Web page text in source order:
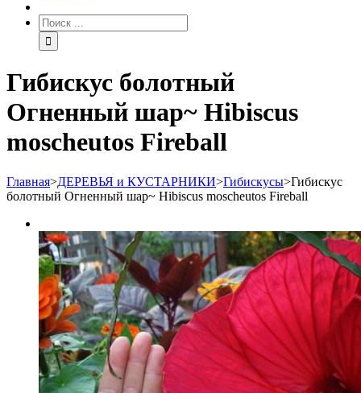
Гибискус болотный
Огненный шар~ Hibiscus
moscheutos Fireball
Главная>ДЕРЕВЬЯ и КУСТАРНИКИ>Гибискусы>Гибискус
болотный Огненный шар~ Hibiscus moscheutos Fireball